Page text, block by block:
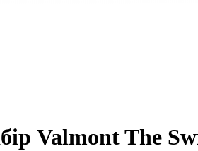
Valmont The